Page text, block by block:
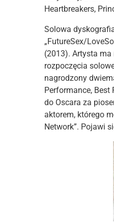
Heartbreakers,
Solowa
„FutureSex/
(2013). Artysta
rozpoczęcia
nagrodzony
Performance, Best
do Oscara za
aktorem, którego
Network”. Pojawi